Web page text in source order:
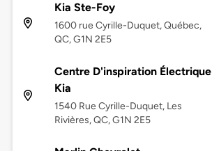
Kia Ste-Foy
1600 rue Cyrille-Duquet, Québec,
QC, G1N 2E5
Centre D'inspiration Électrique
Kia
1540 Rue Cyrille-Duquet, Les
Rivières, QC, G1N 2E5